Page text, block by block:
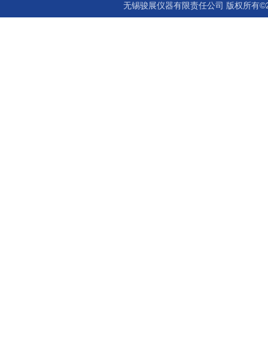
无锡骏展仪器有限责任公司 版权所有